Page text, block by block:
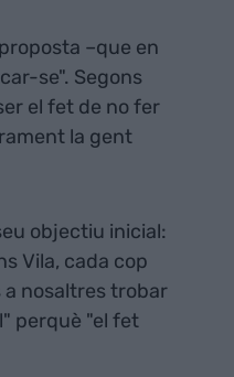
–que en
se". Segons
el fet de no fer
la gent
objectiu inicial:
Vila, cada cop
a nosaltres trobar
perquè "el fet